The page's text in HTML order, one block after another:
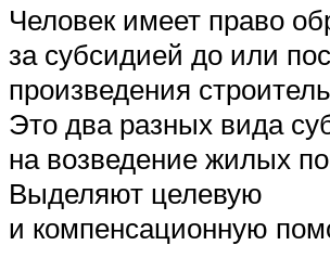
Человек имеет право
за субсидией до или
произведения
Это два разных вида
на возведение жилых
Выделяют целевую
и компенсационную